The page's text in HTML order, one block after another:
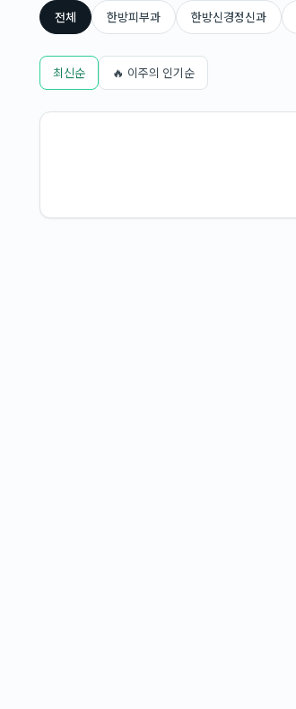
전체 한방피부과 한방신경정신과
최신순 🔥 이주의 인기순